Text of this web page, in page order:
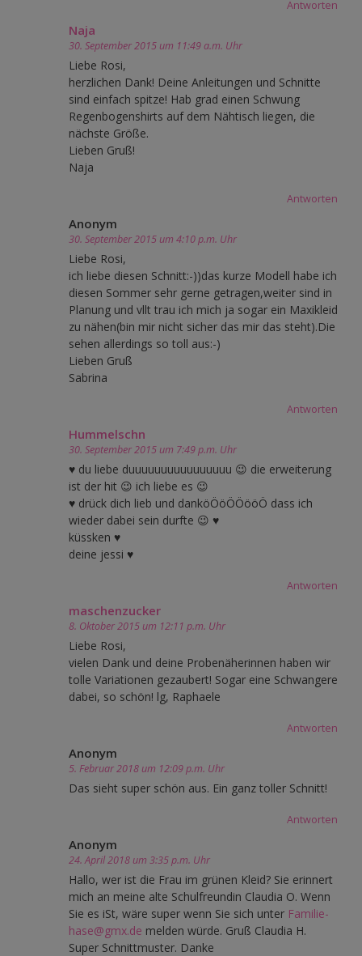
Antworten
Naja
30. September 2015 um 11:49 a.m. Uhr
Liebe Rosi,
herzlichen Dank! Deine Anleitungen und Schnitte
sind einfach spitze! Hab grad einen Schwung
Regenbogenshirts auf dem Nähtisch liegen, die
nächste Größe.
Lieben Gruß!
Naja
Antworten
Anonym
30. September 2015 um 4:10 p.m. Uhr
Liebe Rosi,
ich liebe diesen Schnitt:-))das kurze Modell habe ich
diesen Sommer sehr gerne getragen,weiter sind in
Planung und vllt trau ich mich ja sogar ein Maxikleid
zu nähen(bin mir nicht sicher das mir das steht).Die
sehen allerdings so toll aus:-)
Lieben Gruß
Sabrina
Antworten
Hummelschn
30. September 2015 um 7:49 p.m. Uhr
♥ du liebe duuuuuuuuuuuuuuuu 😉 die erweiterung
ist der hit 😉 ich liebe es 😉
♥ drück dich lieb und danköÖöÖÖööÖ dass ich
wieder dabei sein durfte 😉 ♥
küssken ♥
deine jessi ♥
Antworten
maschenzucker
8. Oktober 2015 um 12:11 p.m. Uhr
Liebe Rosi,
vielen Dank und deine Probenäherinnen haben wir
tolle Variationen gezaubert! Sogar eine Schwangere
dabei, so schön! lg, Raphaele
Antworten
Anonym
5. Februar 2018 um 12:09 p.m. Uhr
Das sieht super schön aus. Ein ganz toller Schnitt!
Antworten
Anonym
24. April 2018 um 3:35 p.m. Uhr
Hallo, wer ist die Frau im grünen Kleid? Sie erinnert
mich an meine alte Schulfreundin Claudia O. Wenn
Sie es iSt, wäre super wenn Sie sich unter Familie-
hase@gmx.de melden würde. Gruß Claudia H.
Super Schnittmuster. Danke